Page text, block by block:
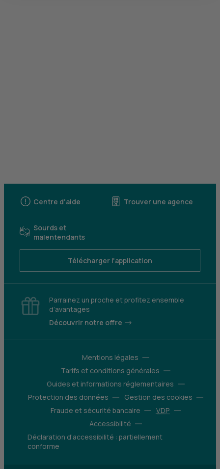
Centre d'aide Trouver une agence
Sourds et
malentendants
Télécharger l'application
Parrainez un proche et profitez ensemble
d’avantages
Découvrir notre offre
Mentions légales
Tarifs et conditions générales
Guides et informations réglementaires
Protection des données
Gestion des cookies
Fraude et sécurité bancaire
VDP
Accessibilité
Déclaration d’accessibilité : partiellement
conforme